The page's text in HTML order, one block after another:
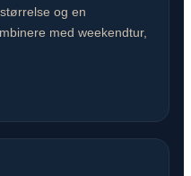
og en
med weekendtur,